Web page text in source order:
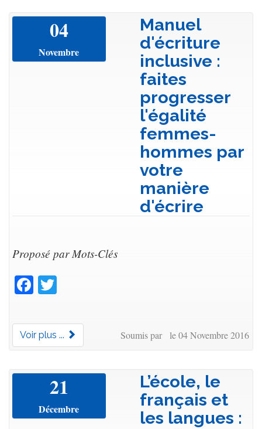
04
Novembre
Manuel
d'écriture
inclusive :
faites
progresser
l'égalité
femmes-
hommes par
votre
manière
d'écrire
Proposé par Mots-Clés
Facebook
Voir plus ... Soumis par le 04 Novembre 2016
21
Décembre
L’école, le
français et
les langues :